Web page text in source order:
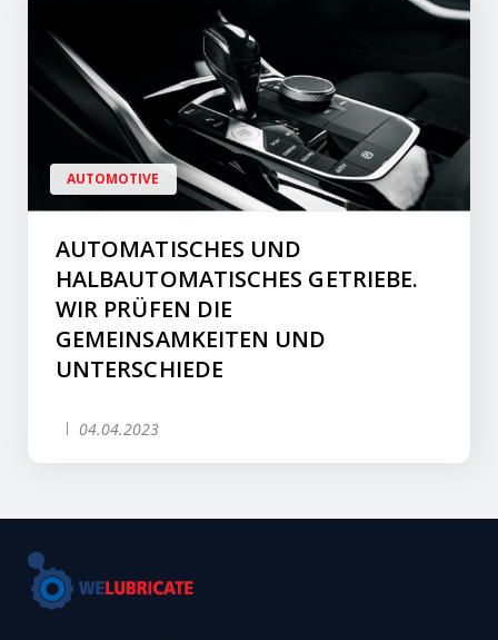
AUTOMOTIVE
AUTOMATISCHES UND
HALBAUTOMATISCHES GETRIEBE.
WIR PRÜFEN DIE
GEMEINSAMKEITEN UND
UNTERSCHIEDE
04.04.2023